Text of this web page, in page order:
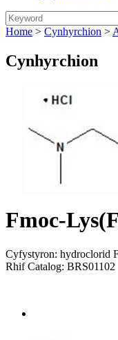
Home > Cynhyrchion >
Cynhyrchion
Fmoc-
Cyfystyron: hydroclorid
Rhif Catalog: BRS01102